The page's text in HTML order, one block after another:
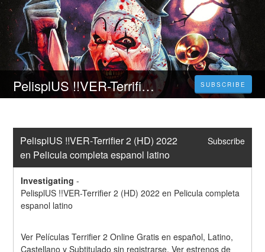
PelisplUS !!VER-Terrifier 2 (HD) 2022 en Pelicula completa espanol latino SUBSCRIBE
PelisplUS !!VER-Terrifier 2 (HD) 2022
en Pelicula completa espanol latino
Subscribe
Investigating -
PelisplUS !!VER-Terrifier 2 (HD) 2022 en Pelicula completa
espanol latino
Ver Películas Terrifier 2 Online Gratis en español, Latino,
Castellano y Subtitulado sin registrarse. Ver estrenos de